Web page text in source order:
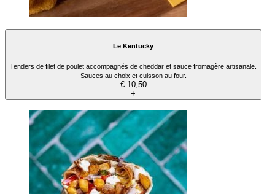
Le Kentucky
Tenders de filet de poulet accompagnés de cheddar et sauce fromagère artisanale.
Sauces au choix et cuisson au four.
€ 10,50
+